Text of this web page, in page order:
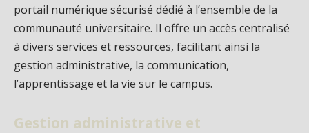
portail numérique sécurisé dédié à l’ensemble de la
communauté universitaire. Il offre un accès centralisé
à divers services et ressources, facilitant ainsi la
gestion administrative, la communication,
l’apprentissage et la vie sur le campus.
Gestion administrative et